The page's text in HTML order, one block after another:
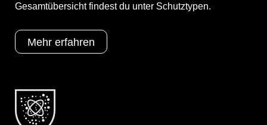
Kat III
Typ 5
Typ 6
Material
EAN
Gesamtübersicht findest du unter Schutztypen.
Mehr erfahren